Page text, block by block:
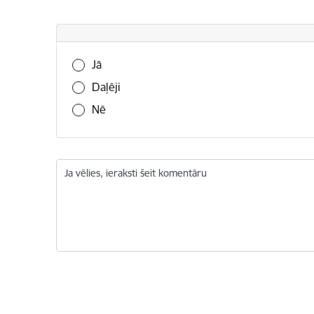
Vai šī informācija bija noderīga?
Jā
Daļēji
Nē
Ja vēlies, ieraksti šeit komentāru